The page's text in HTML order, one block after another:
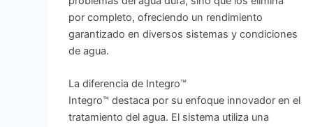
por completo, ofreciendo un rendimiento
garantizado en diversos sistemas y condiciones
de agua.
La diferencia de Integro™
Integro™ destaca por su enfoque innovador en el
tratamiento del agua. El sistema utiliza una